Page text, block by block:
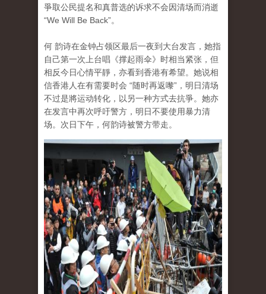
爭取公民提名和真普选的诉求不会因清场而消逝
“We Will Be Back”。
何 韵诗在金钟占领区最后一夜到大台发言，她指
自己第一次上台唱《撑起雨伞》时相当紧张，但
相反今日心情平靜，亦看到香港有希望。她说相
信香港人在有需要时会 “随时再返嚟”，明日清场
不过是將运动转化，以另一种方式去抗爭。她亦
在发言中再次呼吁警方，明日不要使用暴力清
场。次日下午，何韵诗被警方带走。